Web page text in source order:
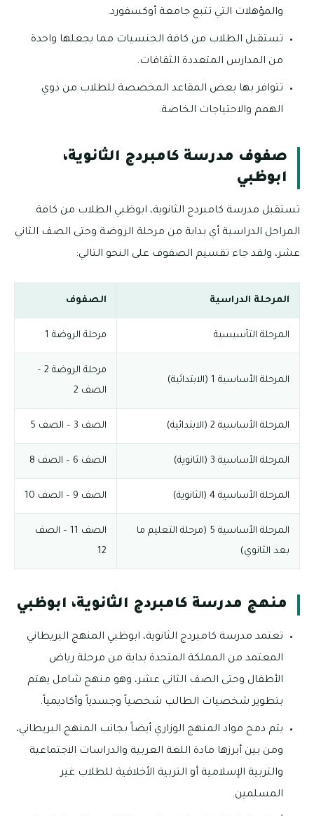
والمؤهلات التي تتبع جامعة أوكسفورد.
تستقبل الطلاب من كافة الجنسيات مما يجعلها واحدة
من المدارس المتعددة الثقافات.
تتوافر بها بعض المقاعد المخصصة للطلاب من ذوي
الهمم والاحتياجات الخاصة.
صفوف مدرسة كامبردج الثانوية،
ابوظبي
تستقبل مدرسة كامبردج الثانوية، ابوظبي الطلاب من كافة
المراحل الدراسية أي بداية من مرحلة الروضة وحتى الصف الثاني
عشر، ولقد جاء تقسيم الصفوف على النحو التالي:
المرحلة الدراسية الصفوف
المرحلة التأسيسية مرحلة الروضة 1
المرحلة الأساسية 1 (الابتدائية)
مرحلة الروضة 2 –
الصف 2
المرحلة الأساسية 2 (الابتدائية) الصف 3 – الصف 5
المرحلة الأساسية 3 (الثانوية) الصف 6 – الصف 8
المرحلة الأساسية 4 (الثانوية) الصف 9 – الصف 10
المرحلة الأساسية 5 (مرحلة التعليم ما
بعد الثانوي)
الصف 11 – الصف
12
منهج مدرسة كامبردج الثانوية، ابوظبي
تعتمد مدرسة كامبردج الثانوية، ابوظبي المنهج البريطاني
المعتمد من المملكة المتحدة بداية من مرحلة رياض
الأطفال وحتى الصف الثاني عشر، وهو منهج شامل يهتم
بتطوير شخصيات الطالب شخصياً وجسدياً وأكاديمياً.
يتم دمج مواد المنهج الوزاري أيضاً بجانب المنهج البريطاني،
ومن بين أبرزها مادة اللغة العربية والدراسات الاجتماعية
والتربية الإسلامية أو التربية الأخلاقية للطلاب غير
المسلمين.